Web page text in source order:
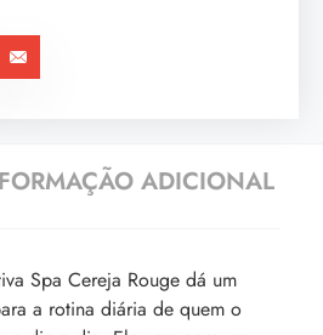
ADICIONAL
Spa Cereja Rouge dá um
a rotina diária de quem o